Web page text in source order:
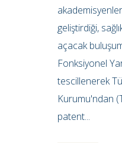
geliştirdiği,
açacak
Fonksiyonel
tescillenerek
Kurumu'ndan
patent...